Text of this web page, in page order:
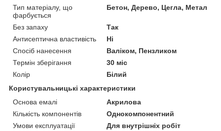
Тип матеріалу, що
фарбується
Бетон, Дерево, Цегла, Метал
Без запаху
Так
Антисептична властивість
Ні
Спосіб нанесення
Валіком, Пензликом
Термін зберігання
30 міс
Колір
Білий
Користувальницькі характеристики
Основа емалі
Акрилова
Кількість компонентів
Однокомпонентний
Умови експлуатації
Для внутрішніх робіт